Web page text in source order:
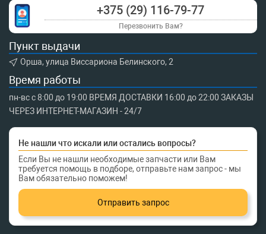
+375 (29) 116-79-77
Перезвонить Вам?
Пункт выдачи
Орша, улица Виссариона Белинского, 2
Время работы
пн-вс с 8:00 до 19:00 ВРЕМЯ ДОСТАВКИ 16:00 до 22:00 ЗАКАЗЫ
ЧЕРЕЗ ИНТЕРНЕТ-МАГАЗИН - 24/7
Не нашли что искали или остались вопросы?
Если Вы не нашли необходимые запчасти или Вам
требуется помощь в подборе, отправьте нам запрос - мы
Вам обязательно поможем!
Отправить запрос